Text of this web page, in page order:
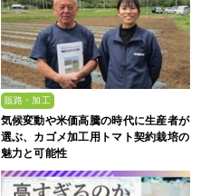
販路・加工
気候変動や米価高騰の時代に生産者が
選ぶ、カゴメ加工用トマト契約栽培の
魅力と可能性